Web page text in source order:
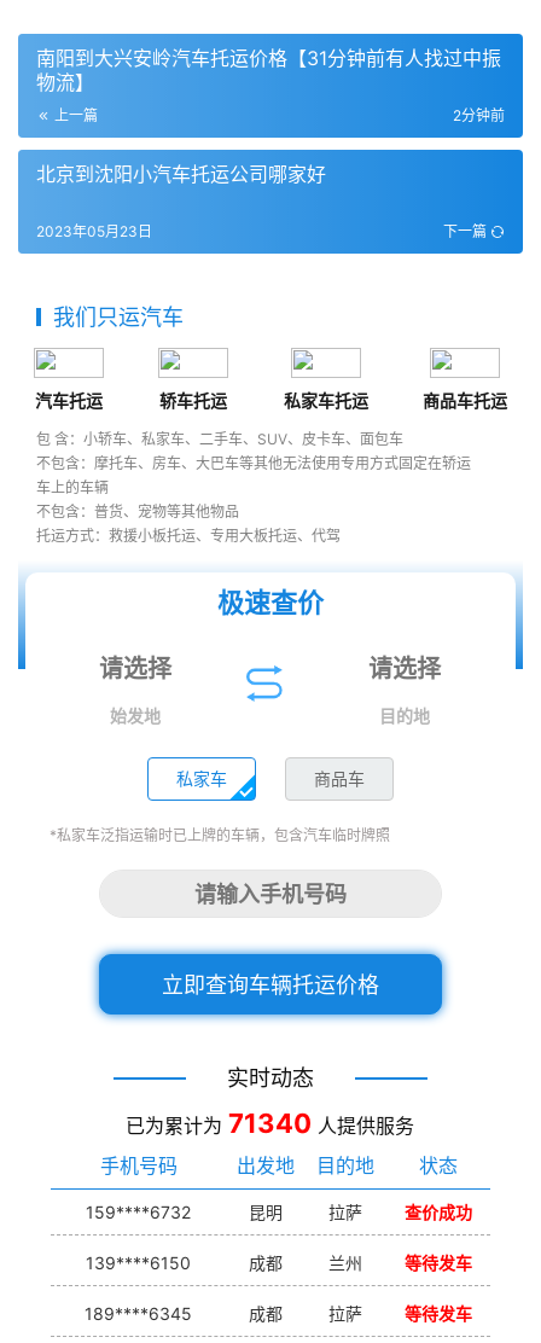
南阳到大兴安岭汽车托运价格【31分钟前有人找过中振
物流】
上一篇 2分钟前
北京到沈阳小汽车托运公司哪家好
下一篇
2023年05月23日
我们只运汽车
汽车托运 轿车托运 私家车托运 商品车托运
包 含：小轿车、私家车、二手车、SUV、皮卡车、面包车
不包含：摩托车、房车、大巴车等其他无法使用专用方式固定在轿运
车上的车辆
不包含：普货、宠物等其他物品
托运方式：救援小板托运、专用大板托运、代驾
极速查价
始发地 目的地
私家车 商品车
*私家车泛指运输时已上牌的车辆，包含汽车临时牌照
立即查询车辆托运价格
实时动态
已为累计为 71340 人提供服务
手机号码
出发地 目的地 状态
159****6732 昆明 拉萨 查价成功
139****6150 成都 兰州 等待发车
189****6345 成都 拉萨 等待发车